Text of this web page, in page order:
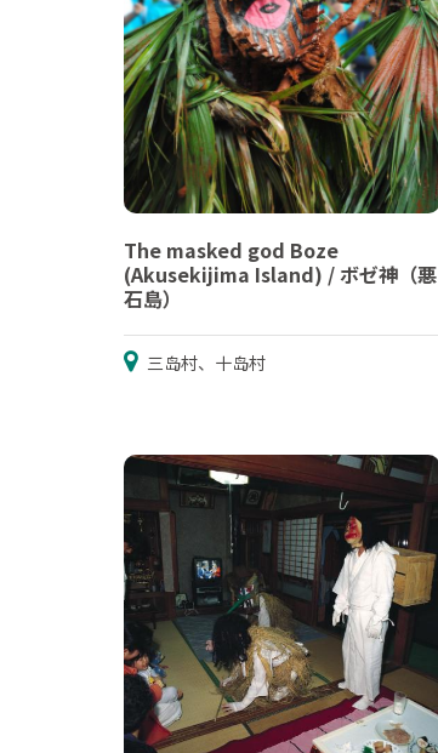
The masked god Boze
(Akusekijima Island) / ボゼ神（悪
石島）
三岛村、十岛村